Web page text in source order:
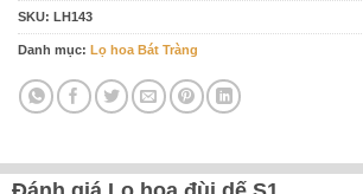
SKU: LH143
Danh mục: Lọ hoa Bát Tràng